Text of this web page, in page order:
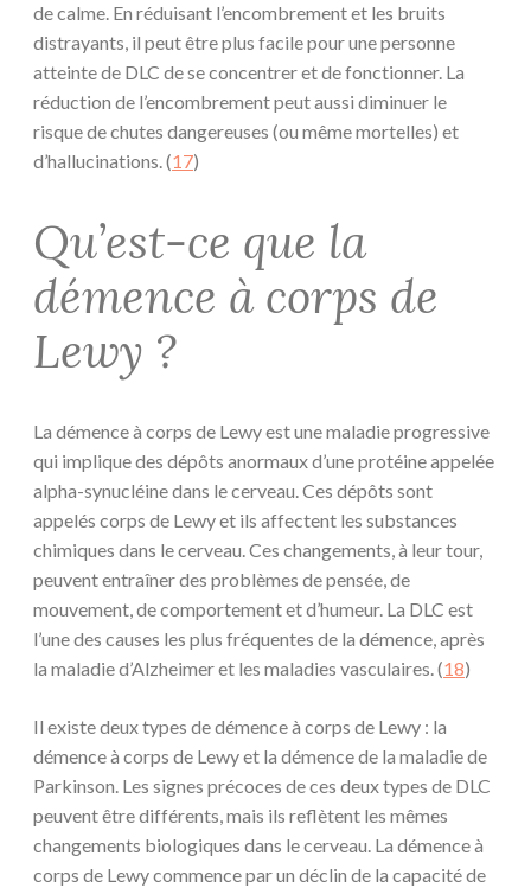
de calme. En réduisant l’encombrement et les bruits
distrayants, il peut être plus facile pour une personne
atteinte de DLC de se concentrer et de fonctionner. La
réduction de l’encombrement peut aussi diminuer le
risque de chutes dangereuses (ou même mortelles) et
d’hallucinations. (17)
Qu’est-ce que la
démence à corps de
Lewy ?
La démence à corps de Lewy est une maladie progressive
qui implique des dépôts anormaux d’une protéine appelée
alpha-synucléine dans le cerveau. Ces dépôts sont
appelés corps de Lewy et ils affectent les substances
chimiques dans le cerveau. Ces changements, à leur tour,
peuvent entraîner des problèmes de pensée, de
mouvement, de comportement et d’humeur. La DLC est
l’une des causes les plus fréquentes de la démence, après
la maladie d’Alzheimer et les maladies vasculaires. (18)
Il existe deux types de démence à corps de Lewy : la
démence à corps de Lewy et la démence de la maladie de
Parkinson. Les signes précoces de ces deux types de DLC
peuvent être différents, mais ils reflètent les mêmes
changements biologiques dans le cerveau. La démence à
corps de Lewy commence par un déclin de la capacité de